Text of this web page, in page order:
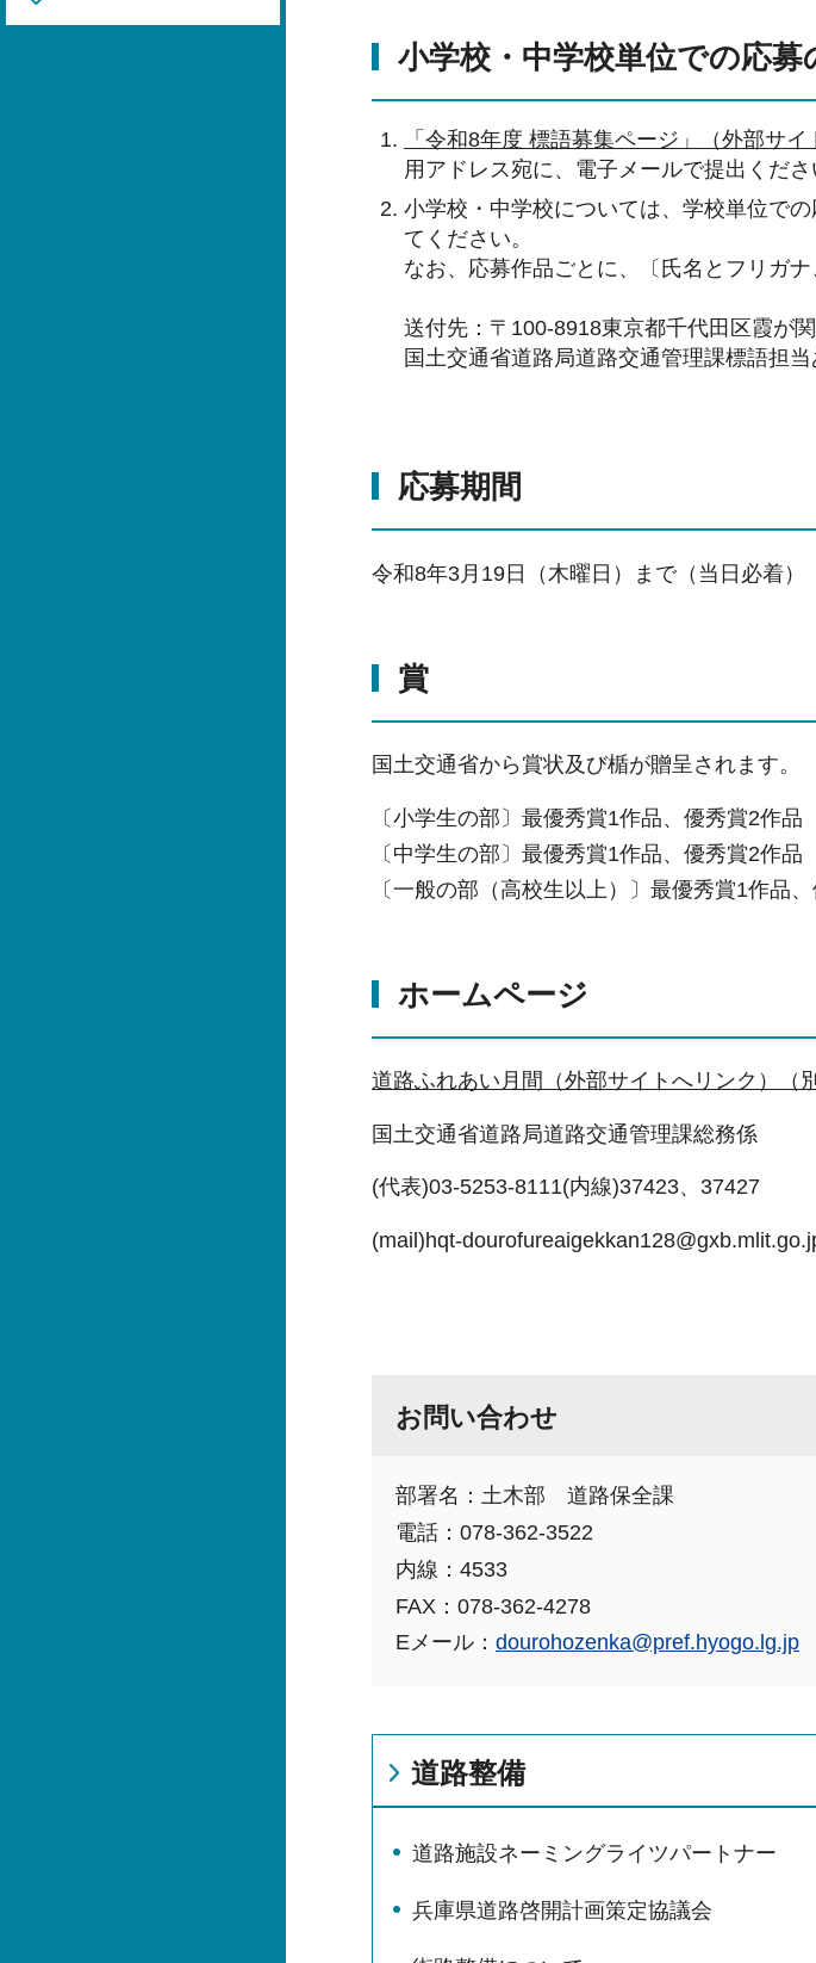
小学校・中学校単位での応募
「令和8年度 標語募集ページ」（外部サイ
用アドレス宛に、電子メールで提出くださ
小学校・中学校については、学校単位で
てください。
なお、応募作品ごとに、〔氏名とフリガ
送付先：〒100-8918東京都千代田区霞が
国土交通省道路局道路交通管理課標語担当
応募期間
令和8年3月19日（木曜日）まで（当日必着）
賞
国土交通省から賞状及び楯が贈呈されます。
〔小学生の部〕最優秀賞1作品、優秀賞2作品
〔中学生の部〕最優秀賞1作品、優秀賞2作品
〔一般の部（高校生以上）〕最優秀賞1作品
ホームページ
道路ふれあい月間（外部サイトへリンク）（
国土交通省道路局道路交通管理課総務係
(代表)03-5253-8111(内線)37423、37427
(mail)hqt-
お問い合わせ
部署名：土木部 道路保全課
電話：078-362-3522
内線：4533
FAX：078-362-4278
Eメール： dourohozenka@pref.hyogo.lg.jp
道路整備
道路施設ネーミングライツパートナー
兵庫県道路啓開計画策定協議会